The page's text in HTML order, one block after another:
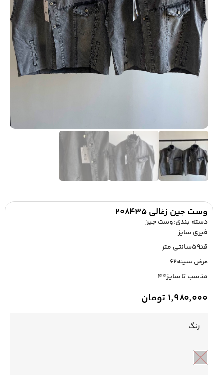
وست جین زغالی ۲۰۸۴۳۵
دسته بندی:وست جین
فیری سایز
قد۵۹سانتی متر
عرض سینه۶۲
مناسب تا سایز۴۴
۱,۹۸۰,۰۰۰ تومان
رنگ